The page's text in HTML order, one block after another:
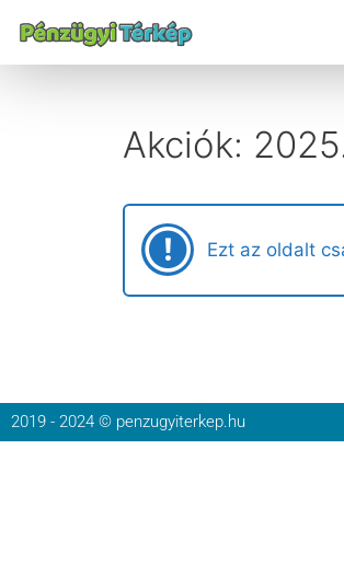
Akciók:
Ezt az oldalt
2019 - 2024 © penzugyiterkep.hu